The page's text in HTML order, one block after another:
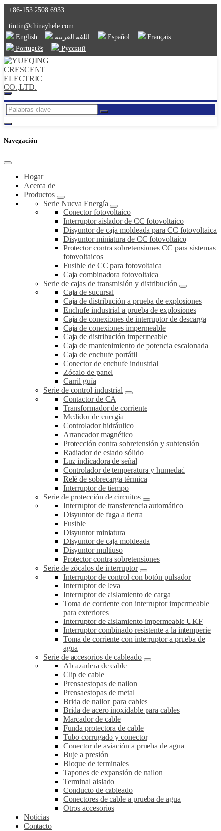
+86-153 2508 6933
tintin@chinayhele.com
English
اللغة العربية Español
Français
Português
Русский
Navegación
Hogar
Acerca de
Productos
Serie Nueva Energía
Conector fotovoltaico
Interruptor aislador de CC fotovoltaico
Disyuntor de caja moldeada para CC fotovoltaica
Disyuntor miniatura de CC fotovoltaico
Protector contra sobretensiones CC para sistemas
fotovoltaicos
Fusible de CC para fotovoltaica
Caja combinadora fotovoltaica
Serie de cajas de transmisión y distribución
Caja de sucursal
Caja de distribución a prueba de explosiones
Enchufe industrial a prueba de explosiones
Caja de conexiones de interruptor de descarga
Caja de conexiones impermeable
Caja de distribución impermeable
Caja de mantenimiento de potencia escalonada
Caja de enchufe portátil
Conector de enchufe industrial
Zócalo de panel
Carril guía
Serie de control industrial
Contactor de CA
Transformador de corriente
Medidor de energía
Controlador hidráulico
Arrancador magnético
Protección contra sobretensión y subtensión
Radiador de estado sólido
Luz indicadora de señal
Controlador de temperatura y humedad
Relé de sobrecarga térmica
Interruptor de tiempo
Serie de protección de circuitos
Interruptor de transferencia automático
Disyuntor de fuga a tierra
Fusible
Disyuntor miniatura
Disyuntor de caja moldeada
Disyuntor multiuso
Protector contra sobretensiones
Serie de zócalos de interruptor
Interruptor de control con botón pulsador
Interruptor de leva
Interruptor de aislamiento de carga
Toma de corriente con interruptor impermeable
para exteriores
Interruptor de aislamiento impermeable UKF
Interruptor combinado resistente a la intemperie
Toma de corriente con interruptor a prueba de
agua
Serie de accesorios de cableado
Abrazadera de cable
Clip de cable
Prensaestopas de nailon
Prensaestopas de metal
Brida de nailon para cables
Brida de acero inoxidable para cables
Marcador de cable
Funda protectora de cable
Tubo corrugado y conector
Conector de aviación a prueba de agua
Buje a presión
Bloque de terminales
Tapones de expansión de nailon
Terminal aislado
Conducto de cableado
Conectores de cable a prueba de agua
Otros accesorios
Noticias
Contacto